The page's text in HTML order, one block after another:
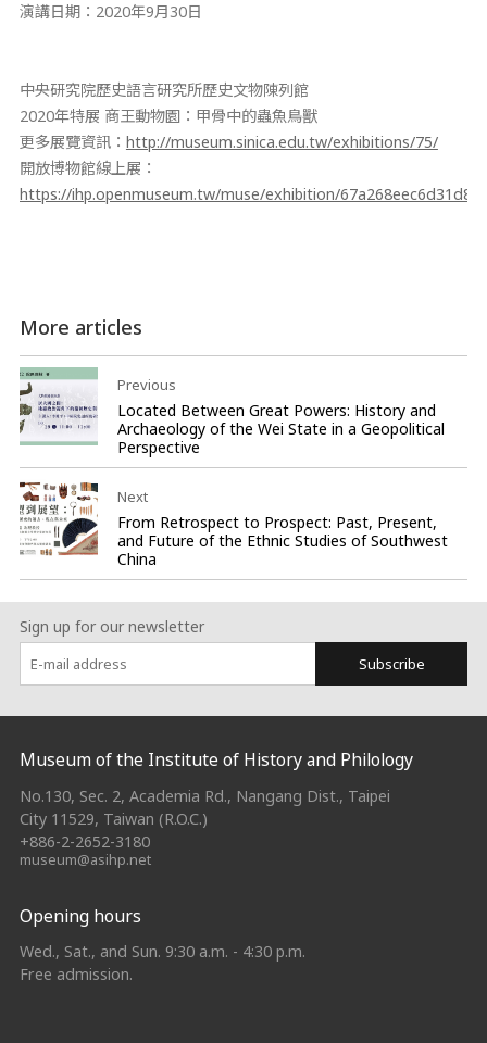
演講日期：2020年9月30日
中央研究院歷史語言研究所歷史文物陳列館
2020年特展 商王動物園：甲骨中的蟲魚鳥獸
更多展覽資訊： http://museum.sinica.edu.tw/exhibitions/75/
開放博物館線上展：
https://ihp.openmuseum.tw/muse/exhibition/
More articles
Previous
Located Between Great Powers: History and
Archaeology of the Wei State in a Geopolitical
Perspective
Next
From Retrospect to Prospect: Past, Present,
and Future of the Ethnic Studies of Southwest
China
Sign up for our newsletter
Subscribe
:::
Museum of the Institute of History and Philology
No.130, Sec. 2, Academia Rd., Nangang Dist., Taipei
City 11529, Taiwan (R.O.C.)
+886-2-2652-3180
museum@asihp.net
Opening hours
Wed., Sat., and Sun. 9:30 a.m. - 4:30 p.m.
Free admission.